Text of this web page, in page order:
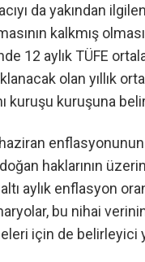
da yakından
kalkmış
12 aylık TÜFE
olan yıllık
kuruşu kuruşuna
haklarının
aylık enflasyon
bu nihai
için de belirleyici